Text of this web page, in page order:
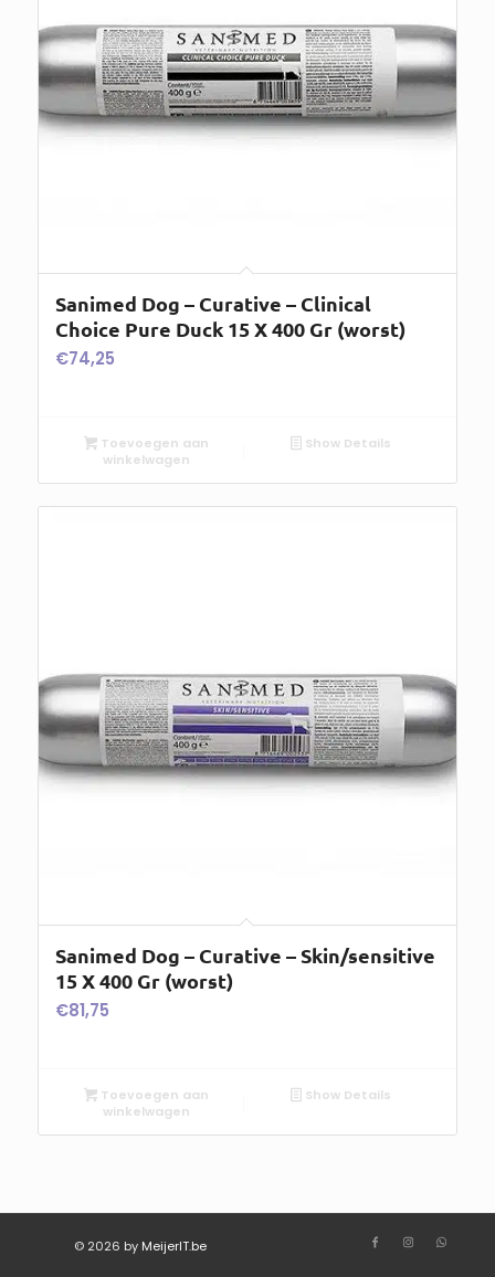
Sanimed Dog – Curative – Clinical
Choice Pure Duck 15 X 400 Gr (worst)
€74,25
Toevoegen aan
winkelwagen
Show Details
Sanimed Dog – Curative – Skin/sensitive
15 X 400 Gr (worst)
€81,75
Toevoegen aan
winkelwagen
Show Details
© 2026 by MeijerIT.be